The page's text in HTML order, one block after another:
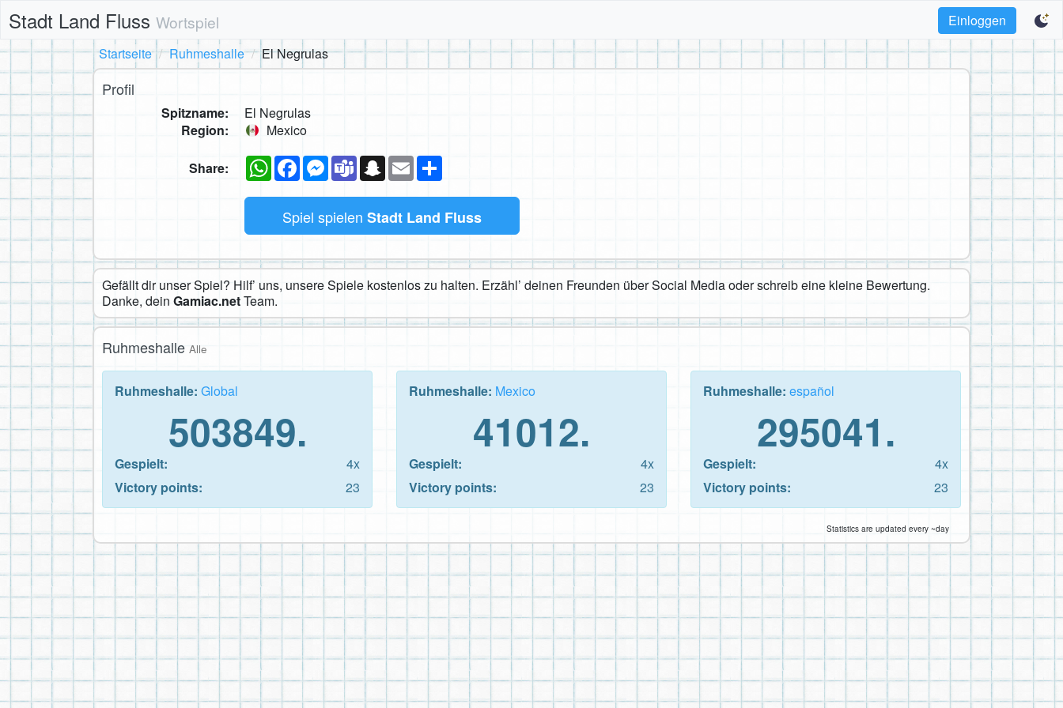
Stadt Land Fluss Wortspiel
Einloggen
Startseite
Ruhmeshalle El Negrulas
Profil
Spitzname:
El Negrulas
Region:
Mexico
Share: WhatsAppFacebookMessenger
TeamsSnapchat
Email
Spiel spielen Stadt Land Fluss
Gefällt dir unser Spiel? Hilf’ uns, unsere Spiele kostenlos zu halten. Erzähl’ deinen Freunden über Social Media oder schreib eine kleine Bewertung.
Danke, dein Gamiac.netTeam.
Ruhmeshalle Alle
Ruhmeshalle: Global
503849.
Gespielt:
4x
Victory points:
23
Ruhmeshalle: Mexico
41012.
Gespielt:
4x
Victory points:
23
Ruhmeshalle: español
295041.
Gespielt:
4x
Victory points:
23
Statistics are updated every ~day